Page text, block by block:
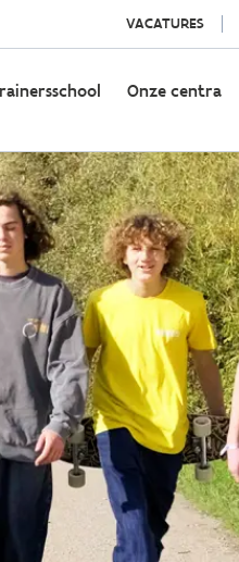
VACATURES
Onze centra